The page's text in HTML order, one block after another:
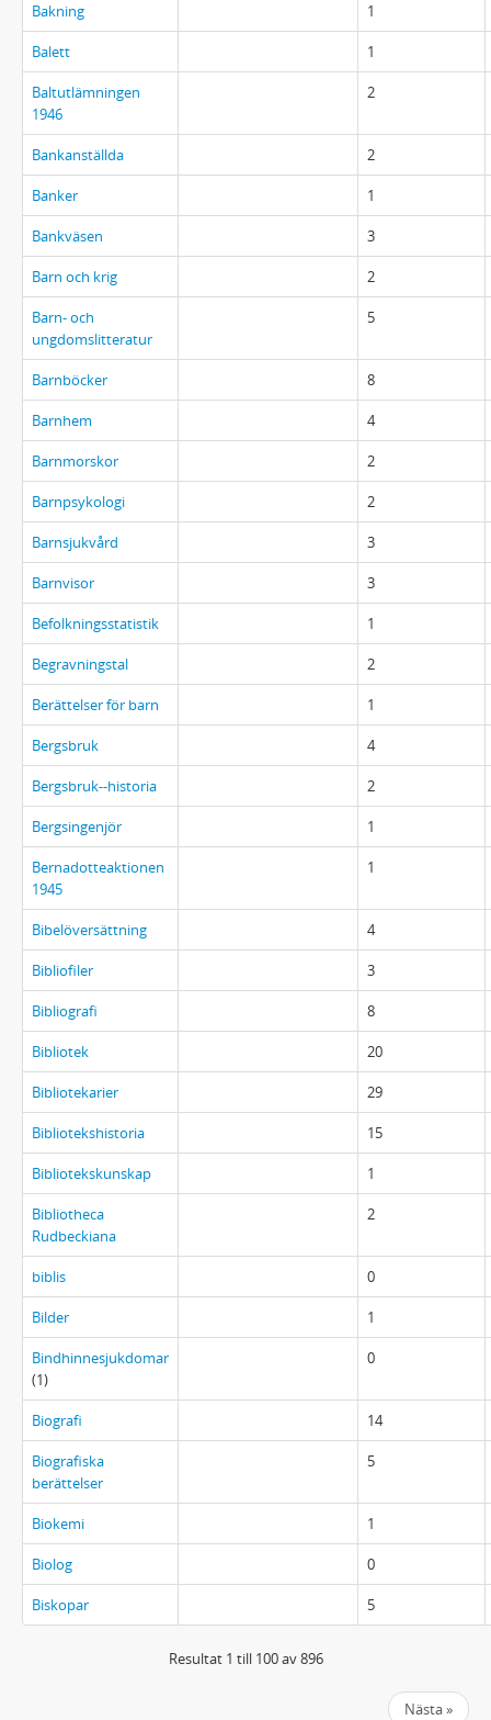
Bakning 1
Balett 1
Baltutlämningen
1946
2
Bankanställda 2
Banker 1
Bankväsen 3
Barn och krig 2
Barn- och
ungdomslitteratur
5
Barnböcker 8
Barnhem 4
Barnmorskor 2
Barnpsykologi 2
Barnsjukvård 3
Barnvisor 3
Befolkningsstatistik 1
Begravningstal 2
Berättelser för barn 1
Bergsbruk 4
Bergsbruk--historia 2
Bergsingenjör 1
Bernadotteaktionen
1945
1
Bibelöversättning 4
Bibliofiler 3
Bibliografi 8
Bibliotek 20
Bibliotekarier 29
Bibliotekshistoria 15
Bibliotekskunskap 1
Bibliotheca
Rudbeckiana
2
biblis 0
Bilder 1
Bindhinnesjukdomar
(1)
0
Biografi 14
Biografiska
berättelser
5
Biokemi 1
Biolog 0
Biskopar 5
Resultat 1 till 100 av 896
Nästa »